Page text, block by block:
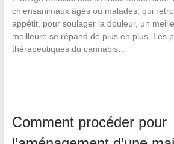
chiensanimaux âgés ou malades, qui
appétit, pour soulager la douleur, un
meilleure se répand de plus en plus. Les
thérapeutiques du cannabis…
Comment procéder pour